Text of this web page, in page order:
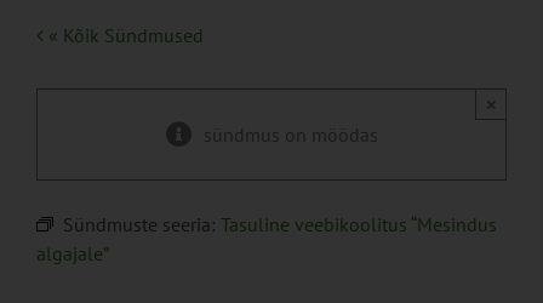
« Kõik Sündmused
sündmus on möödas
×
Sündmuste seeria: Tasuline veebikoolitus “Mesindus
algajale”